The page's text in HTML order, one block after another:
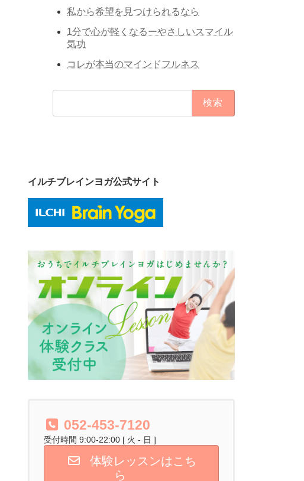
私から希望を見つけられるなら
1分で心が軽くなるーやさしいスマイル
気功
コレが本当のマインドフルネス
イルチブレインヨガ公式サイト
052-453-7120
受付時間 9:00-22:00 [ 火 - 日 ]
体験レッスンはこち
ら